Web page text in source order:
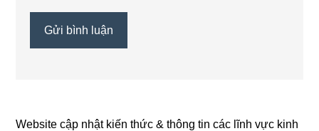
Website cập nhật kiến thức & thông tin các lĩnh vực kinh